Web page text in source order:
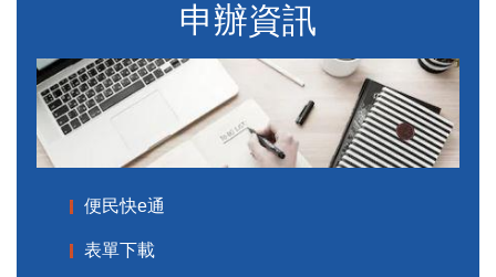
申辦資訊
便民快e通
表單下載